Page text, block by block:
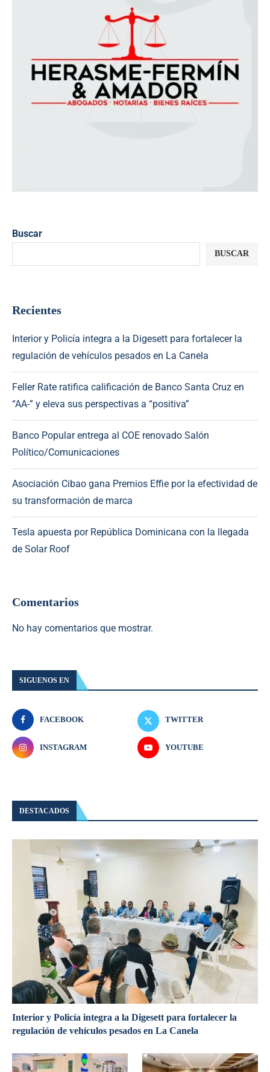
Buscar
BUSCAR
Recientes
Interior y Policía integra a la Digesett para fortalecer la
regulación de vehículos pesados en La Canela
Feller Rate ratifica calificación de Banco Santa Cruz en
“AA-” y eleva sus perspectivas a “positiva”
Banco Popular entrega al COE renovado Salón
Político/Comunicaciones
Asociación Cibao gana Premios Effie por la efectividad de
su transformación de marca
Tesla apuesta por República Dominicana con la llegada
de Solar Roof
Comentarios
No hay comentarios que mostrar.
SIGUENOS EN
FACEBOOK TWITTER
INSTAGRAM YOUTUBE
DESTACADOS
Interior y Policía integra a la Digesett para fortalecer la
regulación de vehículos pesados en La Canela